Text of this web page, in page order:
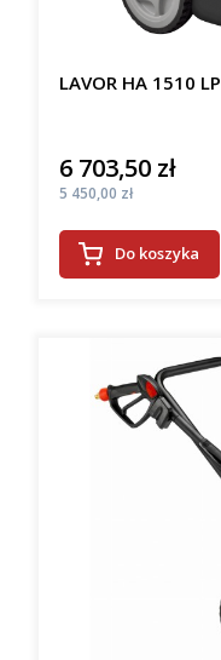
LAVOR HA 1510 LP
Cena
6 703,50 zł
Cena
5 450,00 zł
Do koszyka